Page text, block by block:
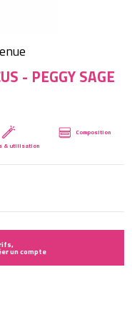
- PEGGY SAGE
& utilisation
Composition
un compte